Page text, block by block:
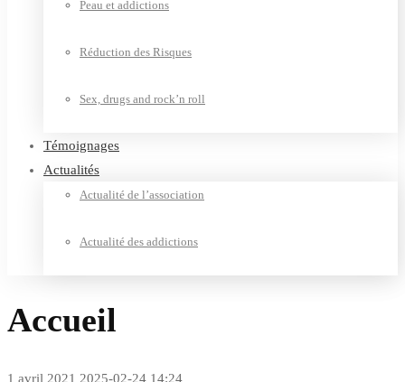
Peau et addictions
Réduction des Risques
Sex, drugs and rock’n roll
Témoignages
Actualités
Actualité de l’association
Actualité des addictions
Accueil
1 avril 2021 2025-02-24 14:24